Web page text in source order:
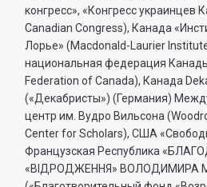
конгресс», «Конгресс украинцев
Canadian Congress), Канада
Лорье» (Macdonald-Laurier
национальная федерация
Federation of Canada), Канада
(«Декабристы») (Германия)
центр им. Вудро Вильсона
Center for Scholars), США
Французская Республика
«ВIДРОДЖЕННЯ» ВОЛОДИМИРА